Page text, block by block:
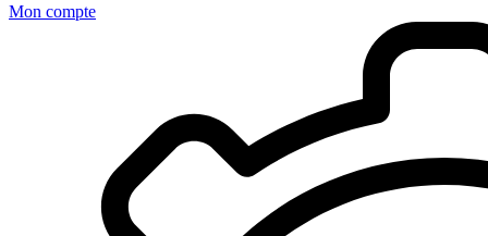
Mon compte